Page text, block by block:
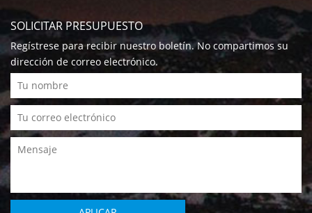
SOLICITAR PRESUPUESTO
Regístrese para recibir nuestro boletín. No compartimos su
dirección de correo electrónico.